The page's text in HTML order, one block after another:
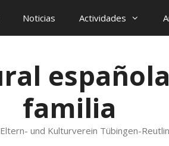
Noticias Actividades
familia
und Kulturverein Tübingen-